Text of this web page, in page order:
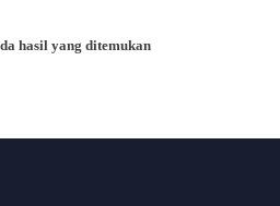
hasil yang ditemukan